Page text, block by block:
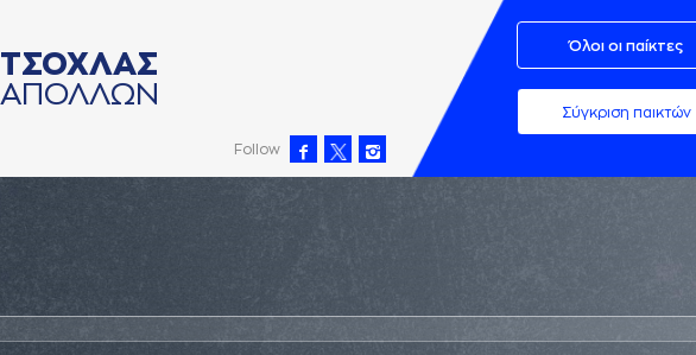
ΤΣΟΧΛAΣ
AΠΟΛΛΩΝ
Follow
Όλοι οι παίκτες
Σύγκριση παικτών